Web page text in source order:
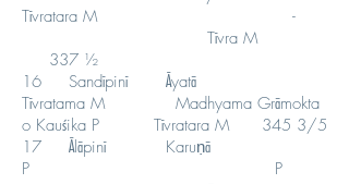
Tīvratara M -
Tīvra M
337 ½
16 Sandīpinī Āyatā
Tīvratama M Madhyama Grāmokta
o Kauśika P Tīvratara M 345 3/5
17 Ālāpinī Karuṇā
P P